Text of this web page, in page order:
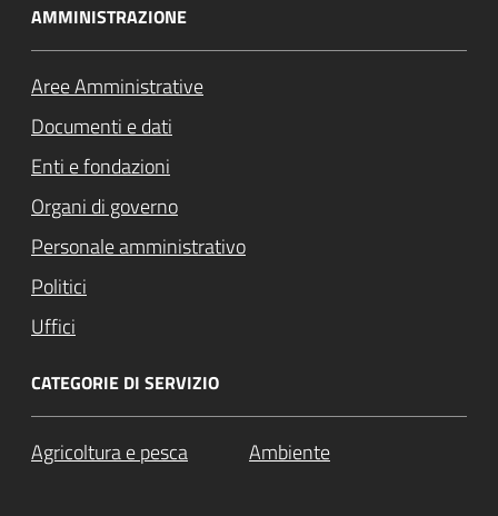
AMMINISTRAZIONE
Aree Amministrative
Documenti e dati
Enti e fondazioni
Organi di governo
Personale amministrativo
Politici
Uffici
CATEGORIE DI SERVIZIO
Agricoltura e pesca Ambiente